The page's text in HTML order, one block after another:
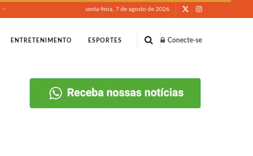
sexta-feira, 7 de agosto de 2026
ENTRETENIMENTO ESPORTES Conecte-se